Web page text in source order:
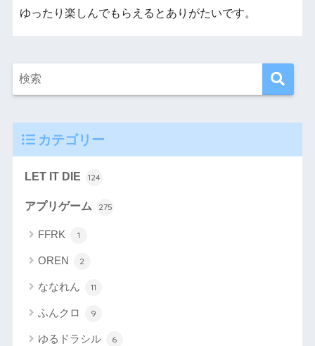
ゆったり楽しんでもらえるとありがたいです。
カテゴリー
LET IT DIE 124
アプリゲーム 275
FFRK 1
OREN 2
ななれん 11
ふんクロ 9
ゆるドラシル 6